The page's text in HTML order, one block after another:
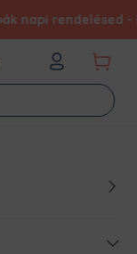
rendelésed -